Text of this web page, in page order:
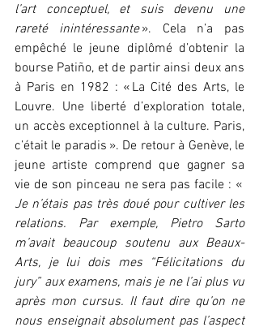
l’art conceptuel, et suis devenu une
rareté inintéressante ». Cela n’a pas
empêché le jeune diplômé d’obtenir la
bourse Patiño, et de partir ainsi deux ans
à Paris en 1982 : « La Cité des Arts, le
Louvre. Une liberté d’exploration totale,
un accès exceptionnel à la culture. Paris,
c’était le paradis ». De retour à Genève, le
jeune artiste comprend que gagner sa
vie de son pinceau ne sera pas facile : «
Je n’étais pas très doué pour cultiver les
relations. Par exemple, Pietro Sarto
m’avait beaucoup soutenu aux Beaux-
Arts, je lui dois mes “Félicitations du
jury” aux examens, mais je ne l’ai plus vu
après mon cursus. Il faut dire qu’on ne
nous enseignait absolument pas l’aspect